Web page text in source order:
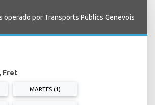
operado por Transports Publics Genevois
Fret
MARTES (1)